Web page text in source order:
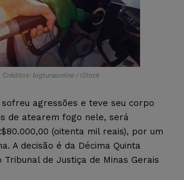
Créditos: bigtunaonline / iStock
agressões e teve seu corpo
de atearem fogo nele, será
(oitenta mil reais), por um
A decisão é da Décima Quinta
Tribunal de Justiça de Minas Gerais